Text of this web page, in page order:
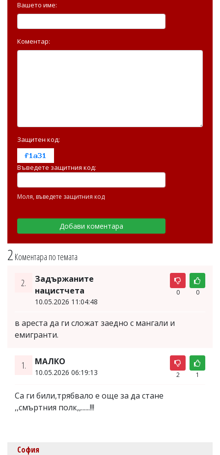
2 Коментара по темата
2.
Задържаните
нацистчета
10.05.2026 11:04:48
0 0
в ареста да ги сложат заедно с мангали и
емигранти.
1. МАЛКО
10.05.2026 06:19:13 2 1
Са ги били,трябвало е още за да стане
,,смъртния полк,,......!!!
Вашето име:
Коментар:
Защитен код:
Въведете защитния код:
Моля, въведете защитния код
София